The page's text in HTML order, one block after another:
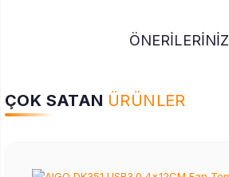
ÖNERİLERİNİZ
ÇOK SATAN ÜRÜNLER